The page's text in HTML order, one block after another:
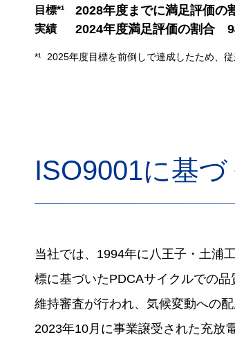
目標*¹ 2028年度までに満足評価の
実績 2024年度満足評価の割合
*¹ 2025年度目標を前倒しで達成したため、
ISO9001に基
当社では、1994年に八王子・土浦
標に基づいたPDCAサイクルでの
維持審査が行われ、気候変動への
2023年10月に事業譲受された充放